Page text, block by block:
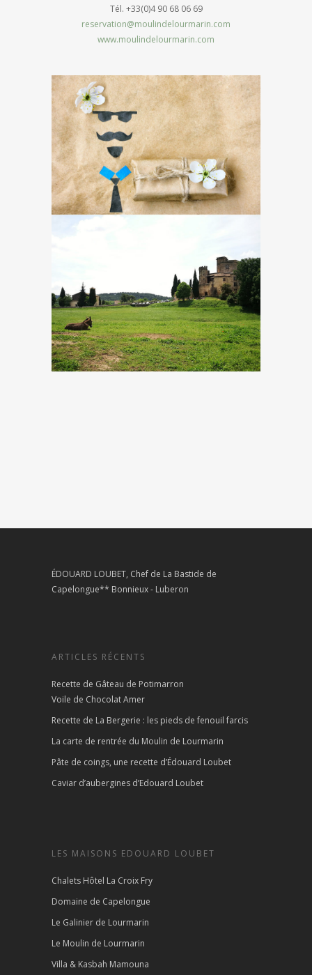
Tél. +33(0)4 90 68 06 69
reservation@moulindelourmarin.com
www.moulindelourmarin.com
ÉDOUARD LOUBET, Chef de La Bastide de
Capelongue** Bonnieux - Luberon
ARTICLES RÉCENTS
Recette de Gâteau de Potimarron
Voile de Chocolat Amer
Recette de La Bergerie : les pieds de fenouil farcis
La carte de rentrée du Moulin de Lourmarin
Pâte de coings, une recette d’Édouard Loubet
Caviar d’aubergines d’Edouard Loubet
LES MAISONS EDOUARD LOUBET
Chalets Hôtel La Croix Fry
Domaine de Capelongue
Le Galinier de Lourmarin
Le Moulin de Lourmarin
Villa & Kasbah Mamouna